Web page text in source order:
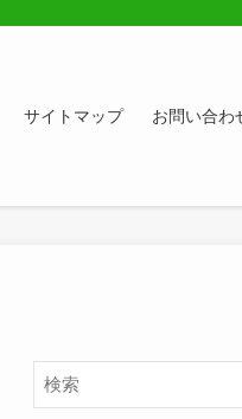
い方、お悩み相談など。カレン
サイトマップ お問い合わ